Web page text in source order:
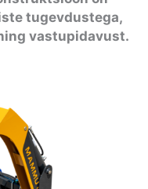
tugevdustega,
vastupidavust.